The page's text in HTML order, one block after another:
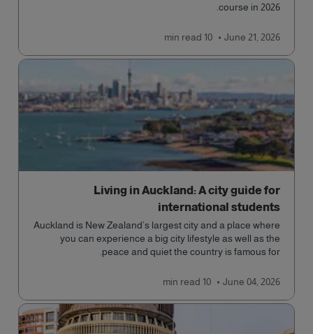
course in 2026.
June 21, 2026
10 min
read
Living in Auckland: A city guide for
international students
Auckland is New Zealand’s largest city and a place where
you can experience a big city lifestyle as well as the
peace and quiet the country is famous for.
June 04, 2026
10 min
read